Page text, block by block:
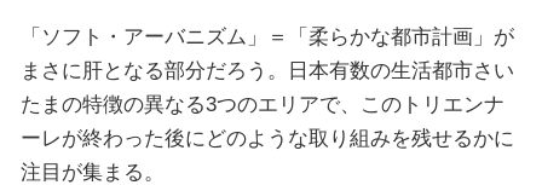
「ソフト・アーバニズム」＝「柔らかな都市計画」が
まさに肝となる部分だろう。日本有数の生活都市さい
たまの特徴の異なる3つのエリアで、このトリエンナ
ーレが終わった後にどのような取り組みを残せるかに
注目が集まる。